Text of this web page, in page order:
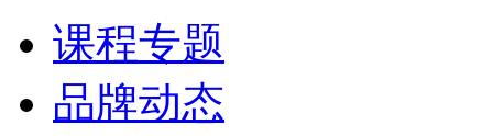
课程专题
品牌动态